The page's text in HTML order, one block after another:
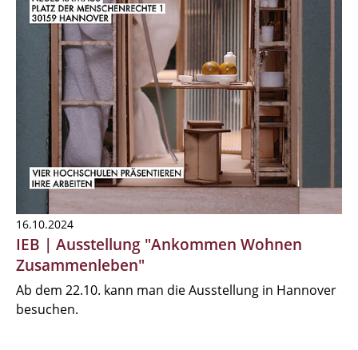
16.10.2024
IEB | Ausstellung "Ankommen Wohnen
Zusammenleben"
Ab dem 22.10. kann man die Ausstellung in Hannover
besuchen.